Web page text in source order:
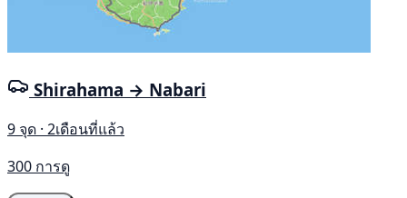
Shirahama → Nabari
9 จุด · 2เดือนที่แล้ว
300 การดู